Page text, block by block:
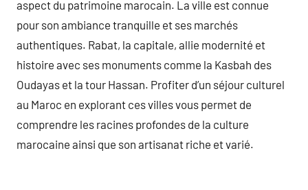
aspect du patrimoine marocain. La ville est connue
pour son ambiance tranquille et ses marchés
authentiques. Rabat, la capitale, allie modernité et
histoire avec ses monuments comme la Kasbah des
Oudayas et la tour Hassan. Profiter d’un séjour culturel
au Maroc en explorant ces villes vous permet de
comprendre les racines profondes de la culture
marocaine ainsi que son artisanat riche et varié.